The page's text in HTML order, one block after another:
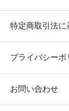
特定商取引法に
プライバシーポ
お問い合わせ